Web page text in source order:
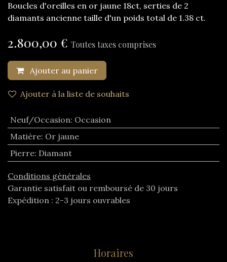
Boucles d'oreilles en or jaune 18ct, serties de 2
diamants ancienne taille d'un poids total de 1.38 ct.
2.800,00 € Toutes taxes comprises
Ajouter au panier
Ajouter à la liste de souhaits
Neuf/Occasion: Occasion
Matière: Or jaune
Pierre: Diamant
Conditions générales
Garantie satisfait ou remboursé de 30 jours
Expédition : 2-3 jours ouvrables
Horaires